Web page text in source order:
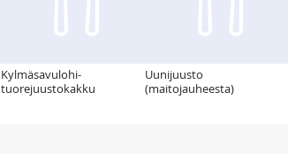
Kylmäsavulohi-
tuorejuustokakku
Uunijuusto
(maitojauheesta)